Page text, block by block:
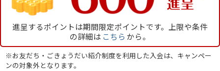
進呈するポイントは期間限定ポイントです。上限や条件
の詳細は こちら から。
※お友だち・ごきょうだい紹介制度を利用した入会は、キャンペー
ンの対象外となります。